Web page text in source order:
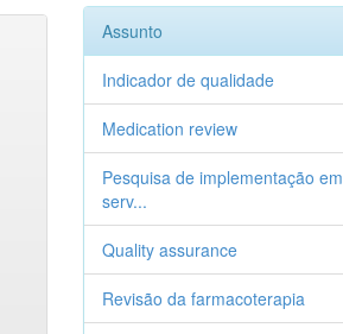
Assunto
Indicador de qualidade
Medication review
Pesquisa de implementação em
serv...
Quality assurance
Revisão da farmacoterapia